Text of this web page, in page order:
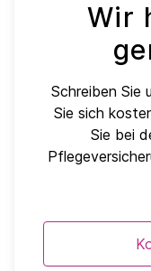
Wir
Schreiben Sie
Sie sich
Sie bei